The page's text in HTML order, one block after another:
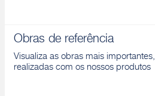
Obras de referência
Visualiza as obras mais importantes,
realizadas com os nossos produtos